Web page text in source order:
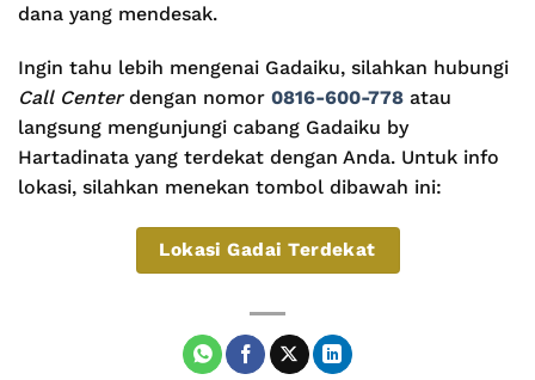
dana yang mendesak.
Ingin tahu lebih mengenai Gadaiku, silahkan hubungi
Call Centerdengan nomor 0816-600-778 atau
langsung mengunjungi cabang Gadaiku by
Hartadinata yang terdekat dengan Anda. Untuk info
lokasi, silahkan menekan tombol dibawah ini:
Lokasi Gadai Terdekat